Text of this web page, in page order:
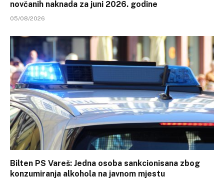
novčanih naknada za juni 2026. godine
05/08/2026
Bilten PS Vareš: Jedna osoba sankcionisana zbog
konzumiranja alkohola na javnom mjestu